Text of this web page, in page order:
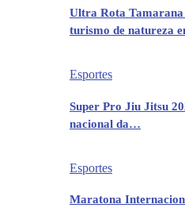
Ultra Rota
turismo de natureza
Esportes
Super Pro Jiu Jitsu
nacional da…
Esportes
Maratona